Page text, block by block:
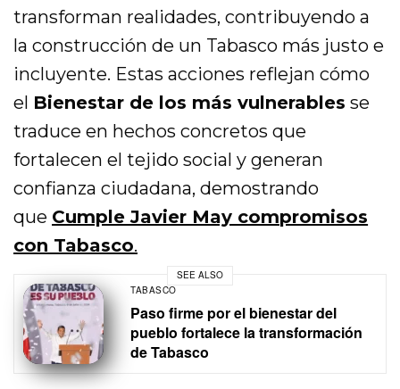
transforman realidades, contribuyendo a
la construcción de un Tabasco más justo e
incluyente. Estas acciones reflejan cómo
el Bienestar de los más vulnerables se
traduce en hechos concretos que
fortalecen el tejido social y generan
confianza ciudadana, demostrando
que Cumple Javier May compromisos
con Tabasco.
SEE ALSO
TABASCO
Paso firme por el bienestar del
pueblo fortalece la transformación
de Tabasco